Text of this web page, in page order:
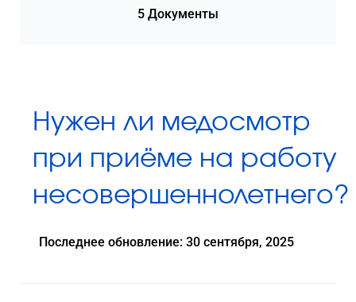
5 Документы
Нужен ли медосмотр
при приёме на работу
несовершеннолетнего?
Последнее обновление: 30 сентября, 2025